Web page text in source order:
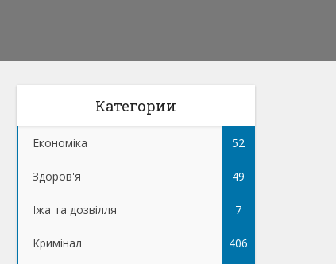
Категории
Економіка 52
Здоров'я 49
Їжа та дозвілля 7
Кримінал 406